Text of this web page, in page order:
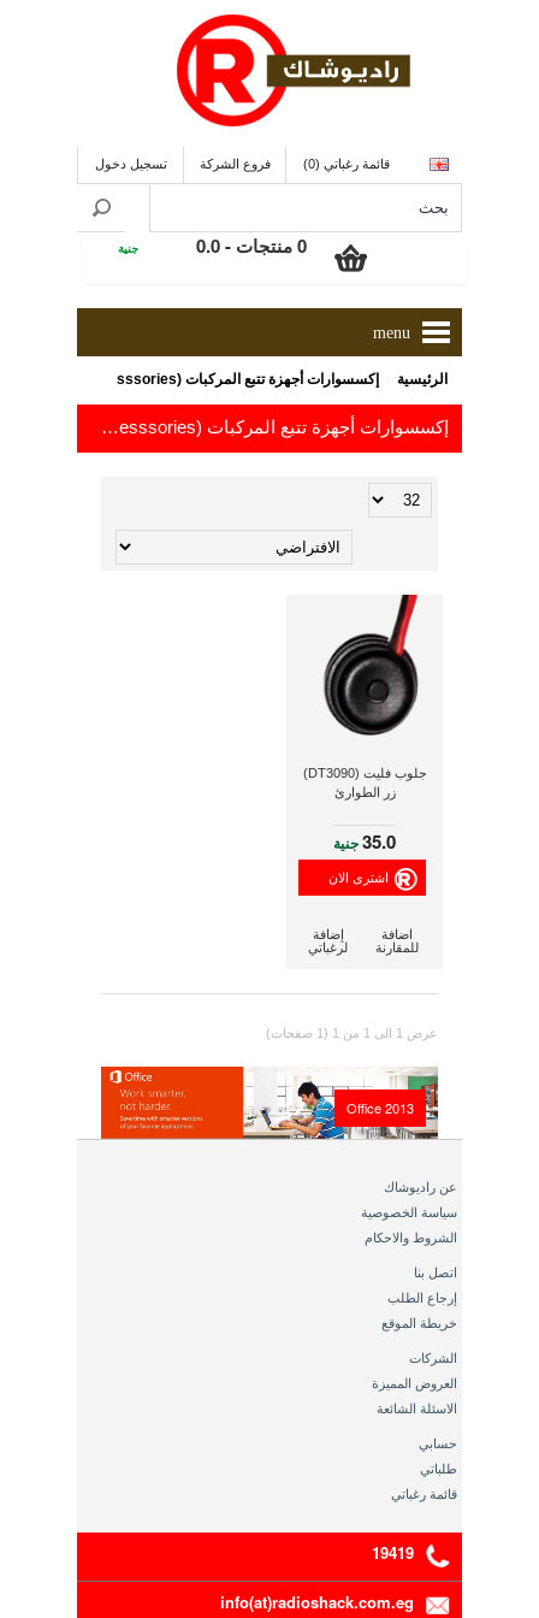
قائمة رغباتي (0) فروع الشركة تسجيل دخول
0 منتجات - 0.0 جنية
menu
الرئيسية إكسسوارات أجهزة تتبع المركبات (Tracking Accesssories)
إكسسوارات أجهزة تتبع المركبات (Tracking Accesssories) باسعار من 35.0
جلوب فليت (DT3090)
زر الطوارئ
35.0جنية
إضافة
لرغباتي
اضافة
للمقارنة
عرض 1 الى 1 من 1 (1 صفحات)
Office 2013
عن راديوشاك
سياسة الخصوصية
الشروط والاحكام
اتصل بنا
إرجاع الطلب
خريطة الموقع
الشركات
العروض المميزة
الاسئلة الشائعة
حسابي
طلباتي
قائمة رغباتي
19419
info(at)radioshack.com.eg